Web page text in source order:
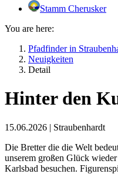
Stamm Cherusker
You are here:
Pfadfinder in
Neuigkeiten
Detail
Hinter den
15.06.2026 | Straubenhardt
Die Bretter die die Welt
unserem großen Glück
Karlsbad besuchen.